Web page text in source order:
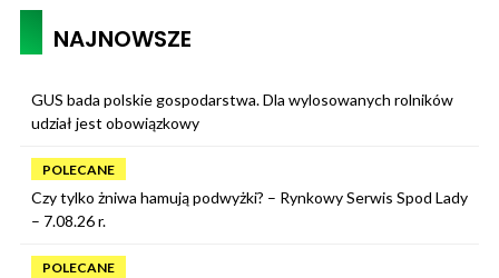
NAJNOWSZE
GUS bada polskie gospodarstwa. Dla wylosowanych rolników
udział jest obowiązkowy
POLECANE
Czy tylko żniwa hamują podwyżki? – Rynkowy Serwis Spod Lady
– 7.08.26 r.
POLECANE